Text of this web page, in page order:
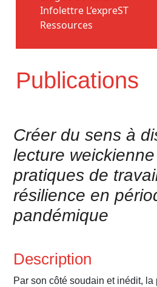
Accueil > Publications >
Publications
Infolettre L’expreST
Ressources
Créer du sens à
lecture
pratiques de
résilience en
pandémique
Description
Par son côté soudain et inédit,